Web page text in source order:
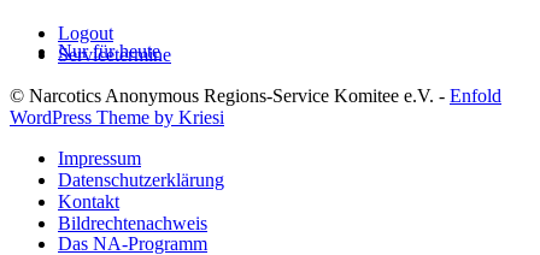
Nur für heute
Das NA-Programm
Logout
Servicetermine
© Narcotics Anonymous Regions-Service Komitee e.V. - Enfold
WordPress Theme by Kriesi
Impressum
Datenschutzerklärung
Kontakt
Bildrechtenachweis